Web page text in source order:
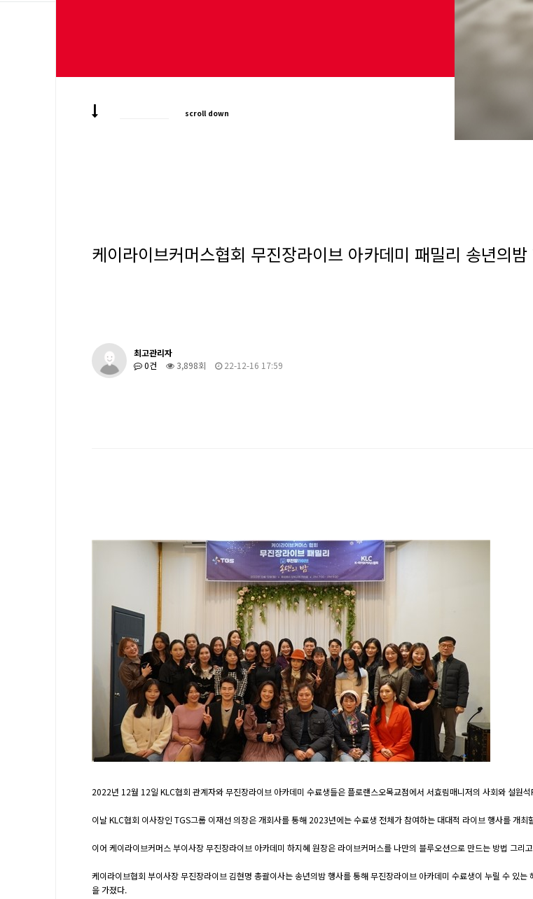
scroll down
케이라이브커머스협회 무진장라이브 아카데미 패밀리 송년의밤
최고관리자
0건
3,898회 22-12-16 17:59
2022년 12월 12일 KLC협회 관계자와 무진장라이브 아카데미 수료생들은 플로랜스오목교점에서 서효림매니저의 사회와 설원
이날 KLC협회 이사장인 TGS그룹 이재선 의장은 개회사를 통해 2023년에는 수료생 전체가 참여하는 대대적 라이브 행사를 개
이어 케이라이브커머스 부이사장 무진장라이브 아카데미 하지혜 원장은 라이브커머스를 나만의 블루오션으로 만드는 방법 그
케이라이브협회 부이사장 무진장라이브 김현명 총괄이사는 송년의밤 행사를 통해 무진장라이브 아카데미 수료생이 누릴 수 있
을 가졌다.